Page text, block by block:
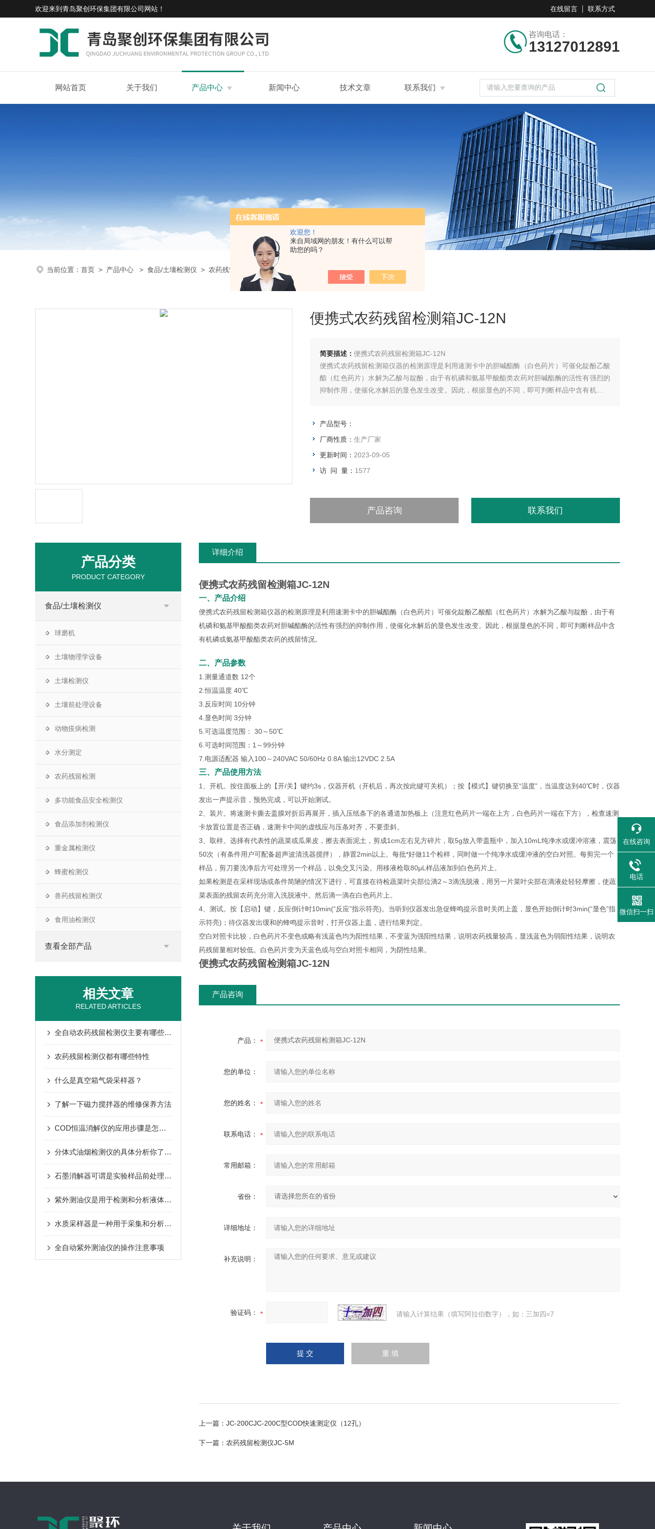
欢迎您！
来自局域网的朋友！有什么可以帮
助您的吗？
欢迎来到青岛聚创环保集团有限公司网站 ！ 在线留言 联系方式
咨询电话：
13127012891
网站首页 关于我们 产品中心 新闻中心 技术文章 联系我们
当前位置： 首页 > 产品中心 > 食品/土壤检测仪 > 农药残留检测 > 便携式农药残留检测箱JC-12N
便携式农药残留检测箱JC-12N
简要描述： 便携式农药残留检测箱JC-12N
便携式农药残留检测箱仪器的检测原理是利用速测卡中的胆碱酯酶（白色药片）可催化靛酚乙酸
酯（红色药片）水解为乙酸与靛酚，由于有机磷和氨基甲酸酯类农药对胆碱酯酶的活性有强烈的
抑制作用，使催化水解后的显色发生改变。因此，根据显色的不同，即可判断样品中含有机磷或
产品型号：
厂商性质： 生产厂家
更新时间： 2023-09-05
访 问 量： 1577
产品咨询 联系我们
产品分类
PRODUCT CATEGORY
食品/土壤检测仪
球磨机
土壤物理学设备
土壤检测仪
土壤前处理设备
动物疫病检测
水分测定
农药残留检测
多功能食品安全检测仪
食品添加剂检测仪
重金属检测仪
蜂蜜检测仪
兽药残留检测仪
食用油检测仪
查看全部产品
相关文章
RELATED ARTICLES
全自动农药残留检测仪主要有哪些产品特点？
农药残留检测仪都有哪些特性
什么是真空箱气袋采样器？
了解一下磁力搅拌器的维修保养方法
COD恒温消解仪的应用步骤是怎样的呢
分体式油烟检测仪的具体分析你了解多少
石墨消解器可谓是实验样品前处理消解的好助手
紫外测油仪是用于检测和分析液体中油类物质的仪器
水质采样器是一种用于采集和分析水体样本的仪器设备
全自动紫外测油仪的操作注意事项
详细介绍
便携式农药残留检测箱JC-12N
一、产品介绍
便携式农药残留检测箱仪器的检测原理是利用速测卡中的胆碱酯酶（白色药片）可催化靛酚乙酸酯（红色药片）水解为乙酸与靛酚，由于有
机磷和氨基甲酸酯类农药对胆碱酯酶的活性有强烈的抑制作用，使催化水解后的显色发生改变。因此，根据显色的不同，即可判断样品中含
有机磷或氨基甲酸酯类农药的残留情况。
二、产品参数
1.测量通道数 12个
2.恒温温度 40℃
3.反应时间 10分钟
4.显色时间 3分钟
5.可选温度范围： 30～50℃
6.可选时间范围：1～99分钟
7.电源适配器 输入100～240VAC 50/60Hz 0.8A 输出12VDC 2.5A
三、 产品使用方法
1、开机。按住面板上的【开/关】键约3s，仪器开机（开机后，再次按此键可关机）；按【模式】键切换至“温度”，当温度达到40℃时，仪器
发出一声提示音，预热完成，可以开始测试。
2、装片。将速测卡撕去盖膜对折后再展开，插入压纸条下的各通道加热板上（注意红色药片一端在上方，白色药片一端在下方），检查速测
卡放置位置是否正确，速测卡中间的虚线应与压条对齐，不要歪斜。
3、取样。选择有代表性的蔬菜或瓜果皮，擦去表面泥土，剪成1cm左右见方碎片，取5g放入带盖瓶中，加入10mL纯净水或缓冲溶液，震荡
50次（有条件用户可配备超声波清洗器搅拌），静置2min以上。每批*好做11个检样，同时做一个纯净水或缓冲液的空白对照。每剪完一个
样品，剪刀要洗净后方可处理另一个样品，以免交叉污染。用移液枪取80μL样品液加到白色药片上。
如果检测是在采样现场或条件简陋的情况下进行，可直接在待检蔬菜叶尖部位滴2～3滴洗脱液，用另一片菜叶尖部在滴液处轻轻摩擦，使蔬
菜表面的残留农药充分溶入洗脱液中。然后滴一滴在白色药片上。
4、测试。按【启动】键，反应倒计时10min(“反应”指示符亮)。当听到仪器发出急促蜂鸣提示音时关闭上盖，显色开始倒计时3min(“显色”指
示符亮)；待仪器发出缓和的蜂鸣提示音时，打开仪器上盖，进行结果判定。
空白对照卡比较，白色药片不变色或略有浅蓝色均为阳性结果，不变蓝为强阳性结果，说明农药残量较高，显浅蓝色为弱阳性结果，说明农
药残留量相对较低。白色药片变为天蓝色或与空白对照卡相同，为阴性结果。
便携式农药残留检测箱JC-12N
产品咨询
产品：
您的单位：
您的姓名：
联系电话：
常用邮箱：
省份：
详细地址：
补充说明：
验证码： 请输入计算结果（填写阿拉伯数字），如：三加四=7
上一篇： JC-200CJC-200C型COD快速测定仪（12孔）
下一篇： 农药残留检测仪JC-5M
在线咨询
电话
微信扫一扫